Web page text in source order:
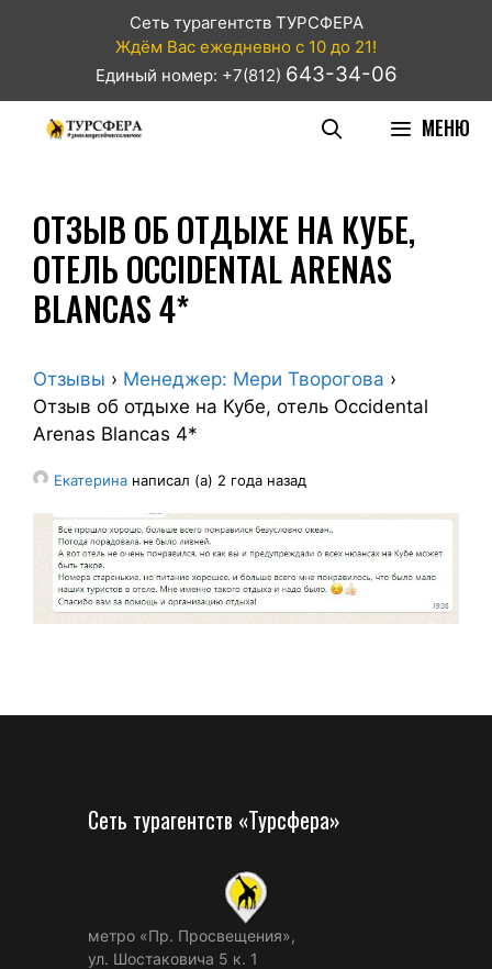
Сеть турагентств ТУРСФЕРА
Ждём Вас ежедневно с 10 до 21!
Единый номер: +7(812) 643-34-06
МЕНЮ
ОТЗЫВ ОБ ОТДЫХЕ НА КУБЕ,
ОТЕЛЬ OCCIDENTAL ARENAS
BLANCAS 4*
Отзывы › Менеджер: Мери Творогова ›
Отзыв об отдыхе на Кубе, отель Occidental
Arenas Blancas 4*
Екатерина написал (а) 2 года назад
Сеть турагентств «Турсфера»
метро «Пр. Просвещения»,
ул. Шостаковича 5 к. 1